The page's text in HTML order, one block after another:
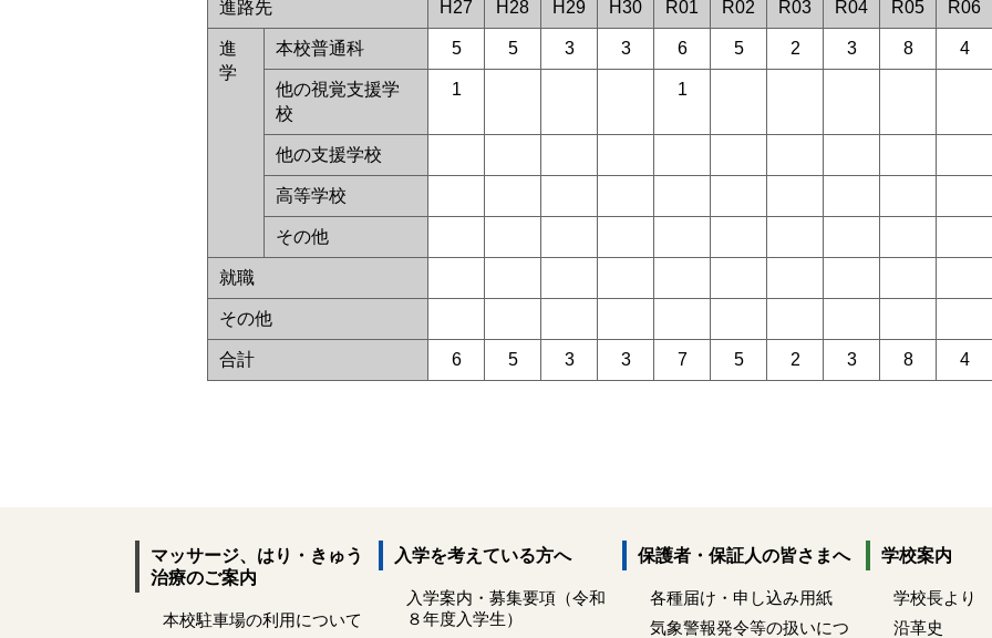
進路先 H27 H28 H29 H30 R01 R02 R03 R04 R05 R06
進
学
本校普通科 5 5 3 3 6 5 2 3 8 4
他の視覚支援学
校
1 1
他の支援学校
高等学校
その他
就職
その他
合計 6 5 3 3 7 5 2 3 8 4
マッサージ、はり・きゅう
治療のご案内
本校駐車場の利用について
入学を考えている方へ
入学案内・募集要項（令和
８年度入学生）
保護者・保証人の皆さまへ
各種届け・申し込み用紙
気象警報発令等の扱いにつ
学校案内
学校長より
沿革史